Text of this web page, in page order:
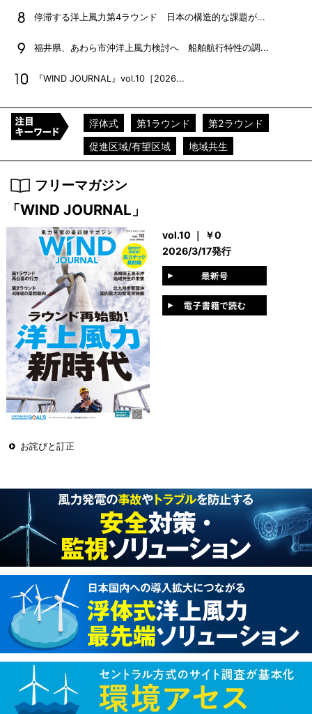
停滞する洋上風力第4ラウンド 日本の構造的な課題が...
福井県、あわら市沖洋上風力検討へ 船舶航行特性の調...
『WIND JOURNAL』vol.10［2026...
浮体式 第1ラウンド
第2ラウンド
促進区域/有望区域
地域共生
フリーマガジン
「WIND JOURNAL」
vol.10 ｜ ￥0
2026/3/17発行
お詫びと訂正